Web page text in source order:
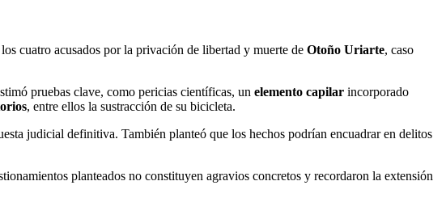
cuatro acusados por la privación de libertad y muerte de Otoño Uriarte, caso
pruebas clave, como pericias científicas, un elemento capilar incorporado
, entre ellos la sustracción de su bicicleta.
judicial definitiva. También planteó que los hechos podrían encuadrar en delitos
planteados no constituyen agravios concretos y recordaron la extensión